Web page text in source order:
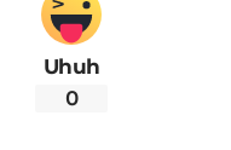
Uhuh
0